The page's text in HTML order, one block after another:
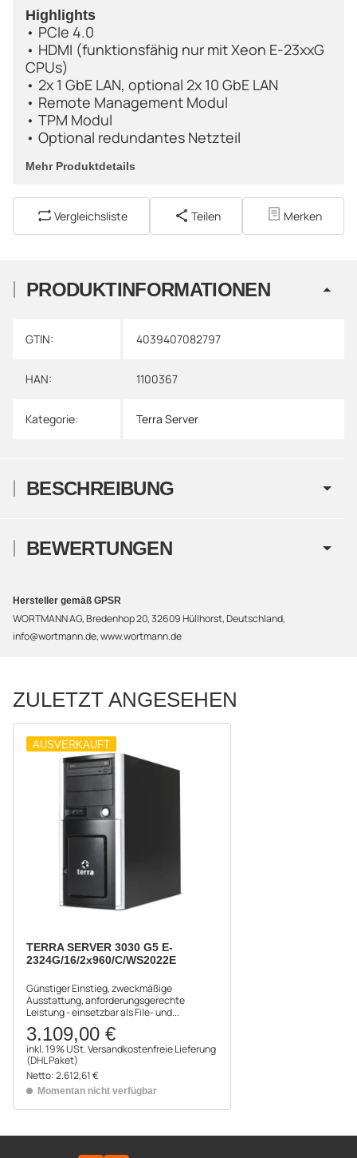
Highlights
• PCIe 4.0
• HDMI (funktionsfähig nur mit Xeon E-23xxG
CPUs)
• 2x 1 GbE LAN, optional 2x 10 GbE LAN
• Remote Management Modul
• TPM Modul
• Optional redundantes Netzteil
Mehr Produktdetails
Vergleichsliste Teilen Merken
PRODUKTINFORMATIONEN
Produkteigenschaft
Wert
GTIN: 4039407082797
HAN: 1100367
Kategorie: Terra Server
BESCHREIBUNG
BEWERTUNGEN
Hersteller gemäß GPSR
WORTMANN AG, Bredenhop 20, 32609 Hüllhorst, Deutschland,
info@wortmann.de, www.wortmann.de
ZULETZT ANGESEHEN
AUSVERKAUFT
TERRA SERVER 3030 G5 E-
2324G/16/2x960/C/WS2022E
Günstiger Einstieg, zweckmäßige
Ausstattung, anforderungsgerechte
Leistung - einsetzbar als File- und...
3.109,00 €
inkl. 19% USt.Versandkostenfreie Lieferung
(DHL Paket)
Netto:2.612,61 €
Momentan nicht verfügbar